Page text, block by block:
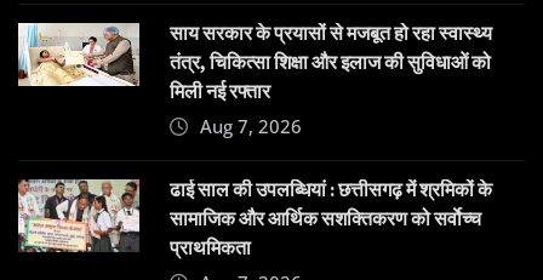
साय सरकार के प्रयासों से मजबूत हो रहा स्वास्थ्य
तंत्र, चिकित्सा शिक्षा और इलाज की सुविधाओं को
मिली नई रफ्तार
Aug 7, 2026
ढाई साल की उपलब्धियां : छत्तीसगढ़ में श्रमिकों के
सामाजिक और आर्थिक सशक्तिकरण को सर्वाेच्च
प्राथमिकता